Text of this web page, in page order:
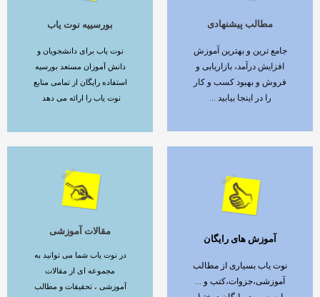
مطالب پیشنهادی
جامع ترین و بهترین آموزش
افزایش درآمد، بازاریابی و
فروش و بهبود کسب و کار
را در اینجا بیابید ...
ادامه مطلب بورسییه نوت یاب
نوت یاب برای دانشجویان و
دانش آموزان مستعد بورسیه
استفاده رایگان از تمامی منابع
نوت یاب را ارائه می دهد
ادامه مطلب
آموزش های رایگان
نوت یاب بسیاری از مطالب
آموزشی،جزوات،کتب و ...
ادامه مطلب
مقالات آموزشی
در نوت یاب شما می توانید به
مجموعه ای از مقالات
آموزشی ، تحقیقات و مطالب